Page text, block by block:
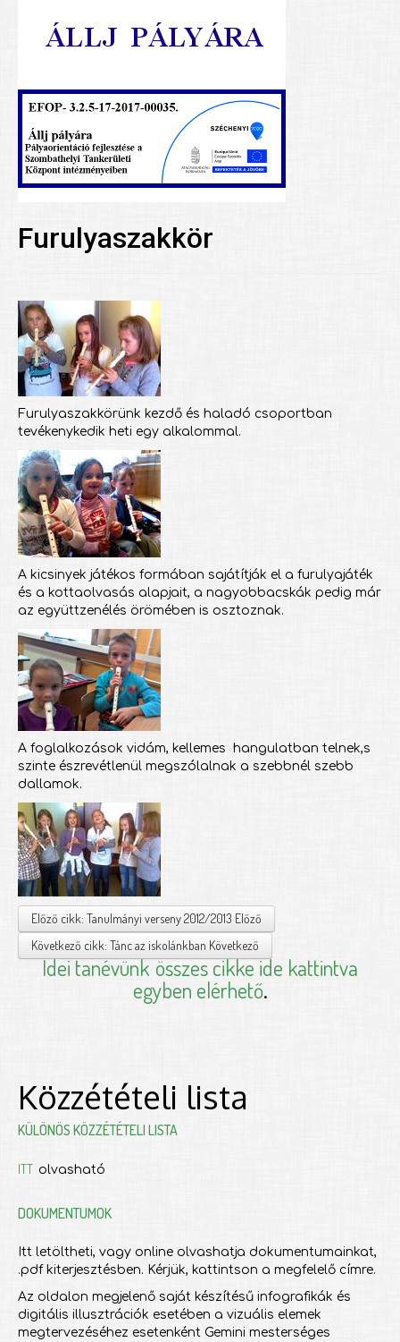
Furulyaszakkör
Furulyaszakkörünk kezdő és haladó csoportban
tevékenykedik heti egy alkalommal.
A kicsinyek játékos formában sajátítják el a furulyajáték
és a kottaolvasás alapjait, a nagyobbacskák pedig már
az együttzenélés örömében is osztoznak.
A foglalkozások vidám, kellemes hangulatban telnek,s
szinte észrevétlenül megszólalnak a szebbnél szebb
dallamok.
Előző cikk: Tanulmányi verseny 2012/2013 Előző
Következő cikk: Tánc az iskolánkban Következő
Idei tanévünk összes cikke ide kattintva
egyben elérhető.
Közzétételi lista
KÜLÖNÖS KÖZZÉTÉTELI LISTA
ITT olvasható
DOKUMENTUMOK
Itt letöltheti, vagy online olvashatja dokumentumainkat,
.pdf kiterjesztésben. Kérjük, kattintson a megfelelő címre.
Az oldalon megjelenő saját készítésű infografikák és
digitális illusztrációk esetében a vizuális elemek
megtervezéséhez esetenként Gemini mesterséges